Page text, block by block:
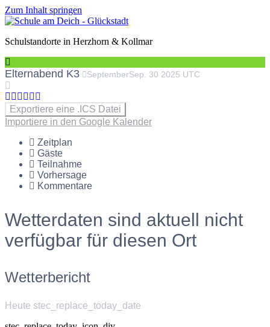
Zum Inhalt springen
Schulstandorte in Herzhorn & Kollmar
Elternabend K3 SeptemberSep. 30 2025 UTC
Exportiere eine .ICS Datei
Importiere in den Google Kalender
Zeitplan
Gäste
Teilnahme
Vorhersage
Kommentare
Wetterdaten sind aktuell nicht
verfügbar für diesen Ort
Wetterbericht
Heute stec_replace_today_date